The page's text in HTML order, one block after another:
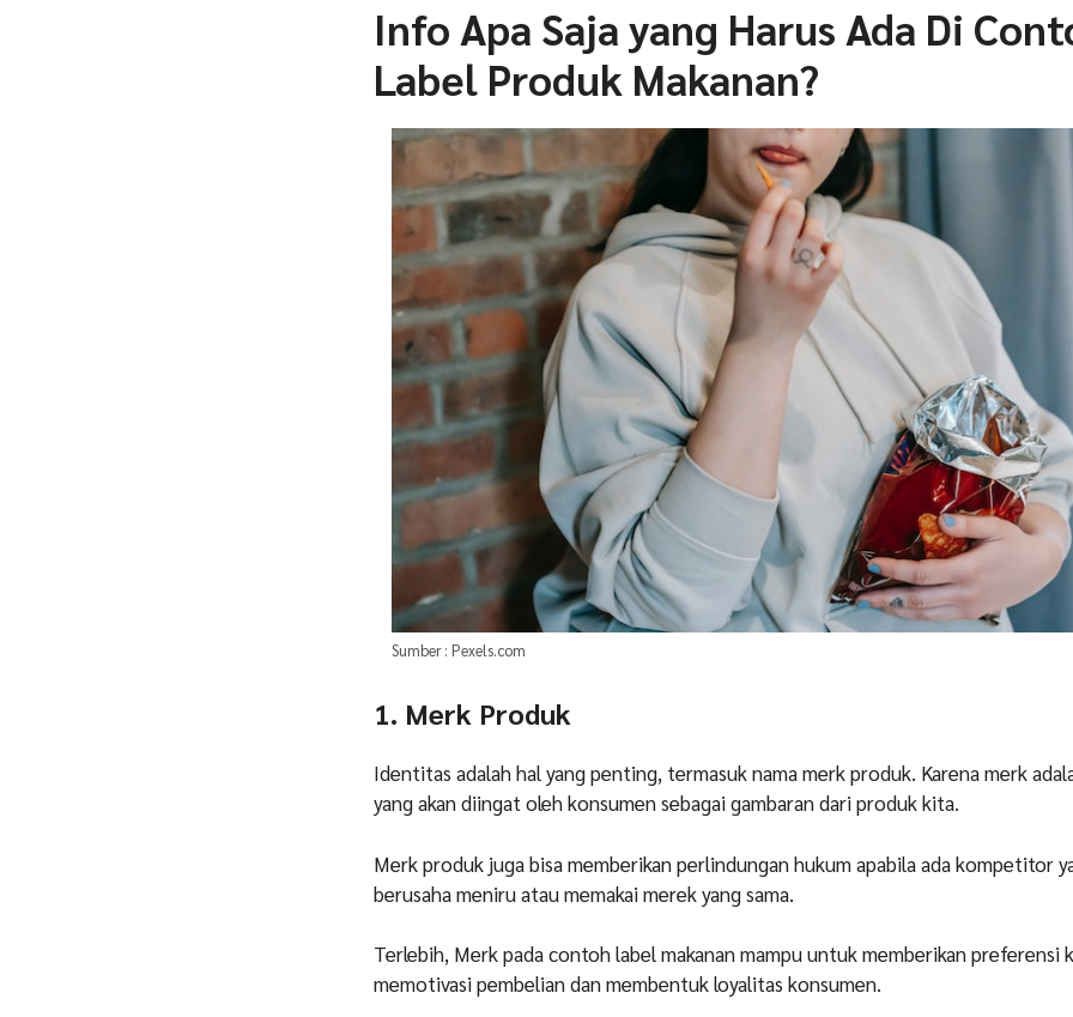
Info Apa Saja yang Harus Ada Di
Label Produk Makanan?
Sumber : Pexels.com
1. Merk Produk
Identitas adalah hal yang penting, termasuk nama merk produk. Karena merk
yang akan diingat oleh konsumen sebagai gambaran dari produk kita.
Merk produk juga bisa memberikan perlindungan hukum apabila ada kompetitor
berusaha meniru atau memakai merek yang sama.
Terlebih, Merk pada contoh label makanan mampu untuk memberikan preferensi
memotivasi pembelian dan membentuk loyalitas konsumen.